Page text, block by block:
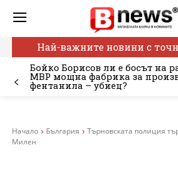
Най-важните новини с
Бойко Борисов ли е босът на
МВР мощна фабрика за
фентанила – убиец?
Начало България
Търновската полиция
Милен